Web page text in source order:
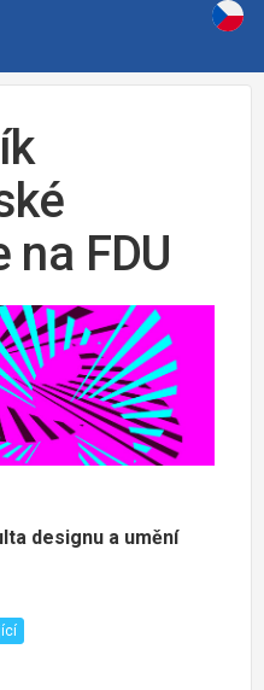
na FDU
designu a umění